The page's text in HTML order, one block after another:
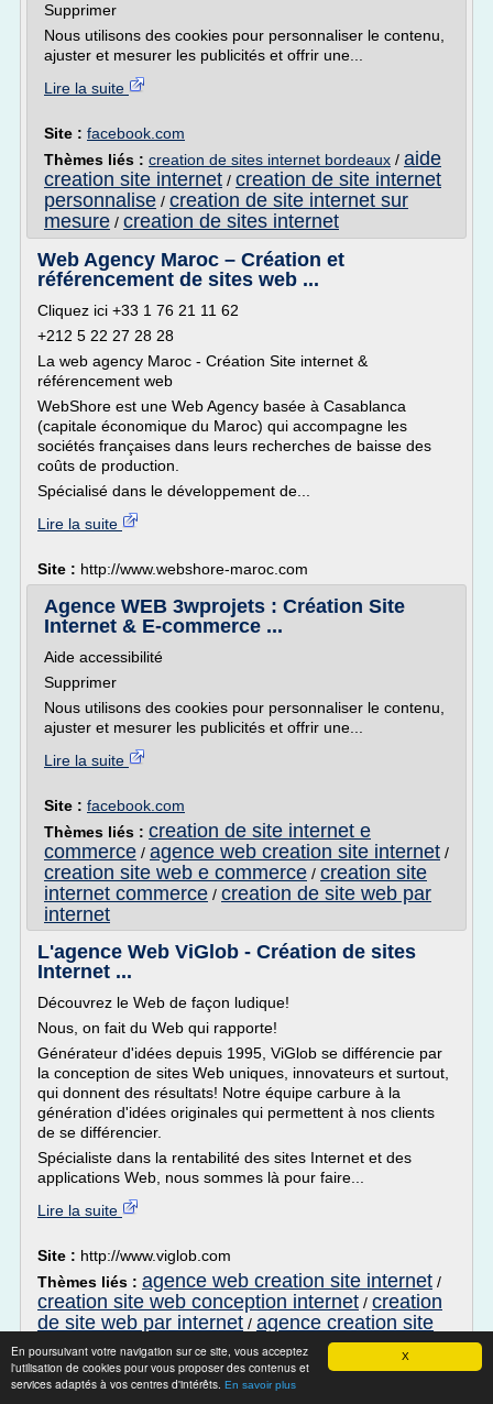
X
En poursuivant votre navigation sur ce site, vous acceptez
l'utilisation de cookies pour vous proposer des contenus et
services adaptés à vos centres d'intérêts. En savoir plus
Supprimer
Nous utilisons des cookies pour personnaliser le contenu,
ajuster et mesurer les publicités et offrir une...
Lire la suite
Site : facebook.com
Thèmes liés : creation de sites internet bordeaux / aide
creation site internet / creation de site internet
personnalise / creation de site internet sur
mesure / creation de sites internet
Web Agency Maroc – Création et
référencement de sites web ...
Cliquez ici +33 1 76 21 11 62
+212 5 22 27 28 28
La web agency Maroc - Création Site internet &
référencement web
WebShore est une Web Agency basée à Casablanca
(capitale économique du Maroc) qui accompagne les
sociétés françaises dans leurs recherches de baisse des
coûts de production.
Spécialisé dans le développement de...
Lire la suite
Site : http://www.webshore-maroc.com
Agence WEB 3wprojets : Création Site
Internet & E-commerce ...
Aide accessibilité
Supprimer
Nous utilisons des cookies pour personnaliser le contenu,
ajuster et mesurer les publicités et offrir une...
Lire la suite
Site : facebook.com
Thèmes liés : creation de site internet e
commerce / agence web creation site internet /
creation site web e commerce / creation site
internet commerce / creation de site web par
internet
L'agence Web ViGlob - Création de sites
Internet ...
Découvrez le Web de façon ludique!
Nous, on fait du Web qui rapporte!
Générateur d'idées depuis 1995, ViGlob se différencie par
la conception de sites Web uniques, innovateurs et surtout,
qui donnent des résultats! Notre équipe carbure à la
génération d'idées originales qui permettent à nos clients
de se différencier.
Spécialiste dans la rentabilité des sites Internet et des
applications Web, nous sommes là pour faire...
Lire la suite
Site : http://www.viglob.com
Thèmes liés : agence web creation site internet /
creation site web conception internet / creation
de site web par internet / agence creation site
web /site internet ou site web
Création de sites Internet à Grenoble -